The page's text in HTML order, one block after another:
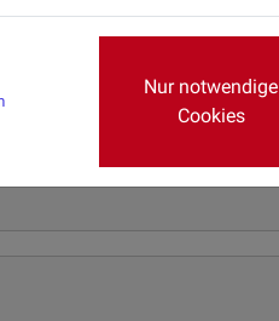
Nur notwendige
Cookies